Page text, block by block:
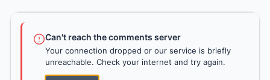
Can't reach the comments server
Your connection dropped or our service is briefly
unreachable. Check your internet and try again.